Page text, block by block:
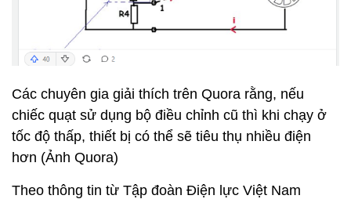
Các chuyên gia giải thích trên Quora rằng, nếu
chiếc quạt sử dụng bộ điều chỉnh cũ thì khi chạy ở
tốc độ thấp, thiết bị có thể sẽ tiêu thụ nhiều điện
hơn (Ảnh Quora)
Theo thông tin từ Tập đoàn Điện lực Việt Nam